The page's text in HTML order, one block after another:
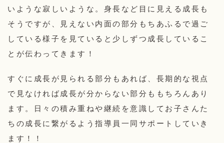
いような寂しいような。身長など目に見える成長も
そうですが、見えない内面の部分もちあふるで過ご
している様子を見ていると少しずつ成長しているこ
とが伝わってきます！
すぐに成長が見られる部分もあれば、長期的な視点
で見なければ成長が分からない部分ももちろんあり
ます。日々の積み重ねや継続を意識してお子さんた
ちの成長に繋がるよう指導員一同サポートしていき
ます！！